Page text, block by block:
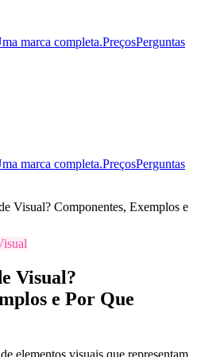
marca completa.PreçosPerguntas
marca completa.PreçosPerguntas
Visual? Componentes, Exemplos e
Visual?
e Por Que
elementos visuais que representam